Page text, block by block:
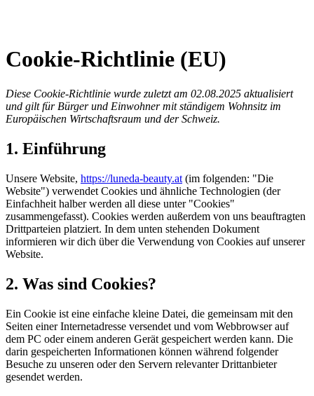
Cookie-Richtlinie (EU)
Diese Cookie-Richtlinie wurde zuletzt am 02.08.2025 aktualisiert
und gilt für Bürger und Einwohner mit ständigem Wohnsitz im
Europäischen Wirtschaftsraum und der Schweiz.
1. Einführung
Unsere Website, https://luneda-beauty.at (im folgenden: "Die
Website") verwendet Cookies und ähnliche Technologien (der
Einfachheit halber werden all diese unter "Cookies"
zusammengefasst). Cookies werden außerdem von uns beauftragten
Drittparteien platziert. In dem unten stehenden Dokument
informieren wir dich über die Verwendung von Cookies auf unserer
Website.
2. Was sind Cookies?
Ein Cookie ist eine einfache kleine Datei, die gemeinsam mit den
Seiten einer Internetadresse versendet und vom Webbrowser auf
dem PC oder einem anderen Gerät gespeichert werden kann. Die
darin gespeicherten Informationen können während folgender
Besuche zu unseren oder den Servern relevanter Drittanbieter
gesendet werden.